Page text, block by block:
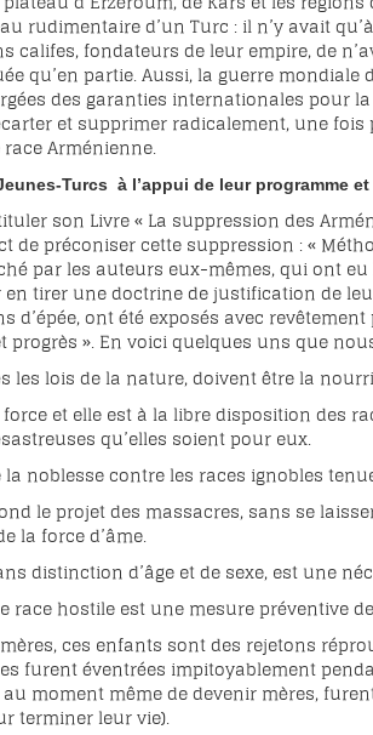
rudimentaire d’un Turc : il n’y avait
califes, fondateurs de leur empire, de
qu’en partie. Aussi, la guerre
des garanties internationales pour
et supprimer radicalement, une
Arménienne.
Turcs à l’appui de leur programme
son Livre « La suppression des
de préconiser cette suppression : «
par les auteurs eux-mêmes, qui ont
tirer une doctrine de justification de
d’épée, ont été exposés avec
progrès ». En voici quelques uns que
les lois de la nature, doivent être la
force et elle est à la libre disposition
qu’elles soient pour eux.
la noblesse contre les races ignobles
le projet des massacres, sans se
la force d’âme.
distinction d’âge et de sexe, est une
race hostile est une mesure préventive
ces enfants sont des rejetons
furent éventrées impitoyablement
moment même de devenir mères,
terminer leur vie).